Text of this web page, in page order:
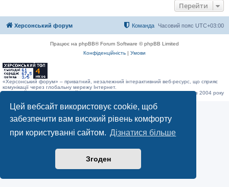
Цей вебсайт використовує cookie, щоб
забезпечити вам високий рівень комфорту
при користуванні сайтом. Дізнатися більше
Згоден
Перейти
Херсонський форум Часовий пояс UTC+03:00
Команда
Працює на phpBB® Forum Software © phpBB Limited
Конфіденційність | Умови
«Херсонський форум» – приватний, незалежний інтерактивний веб-ресурс, що сприяє
комунікації через глобальну мережу Інтернет.
Відкривайтеhf.uaта приєднуйтесь до дружньої спільноти, яка тут спілкується з 2004 року